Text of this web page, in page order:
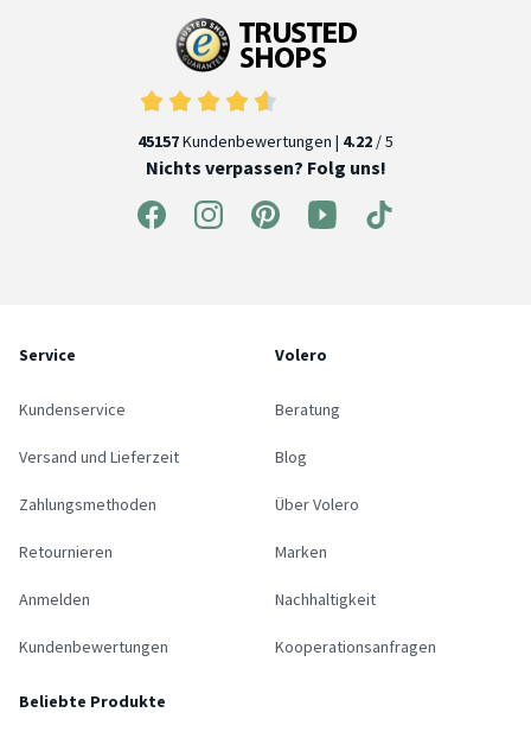
45157Kundenbewertungen | 4.22 / 5
Nichts verpassen? Folg uns!
Service
Kundenservice
Versand und Lieferzeit
Zahlungsmethoden
Retournieren
Anmelden
Kundenbewertungen
Volero
Beratung
Blog
Über Volero
Marken
Nachhaltigkeit
Kooperationsanfragen
Beliebte Produkte